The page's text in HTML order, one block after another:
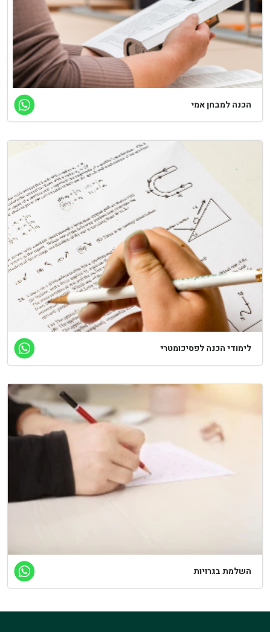
הכנה למבחן אמי
לימודי הכנה לפסיכומטרי
השלמת בגרויות